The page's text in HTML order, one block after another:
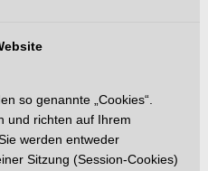
so genannte „Cookies“.
und richten auf Ihrem
werden entweder
Sitzung (Session-Cookies)